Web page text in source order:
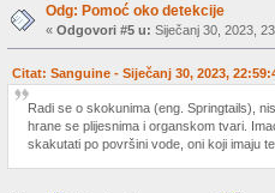
Odg: Pomoć oko detekcije
«Odgovori #5 u: Siječanj 30, 2023,
Citat: Sanguine - Siječanj 30, 2023,
Radi se o skokunima (eng. Springtails),
hrane se plijesnima i organskom tvari.
skakutati po površini vode, oni koji imaju